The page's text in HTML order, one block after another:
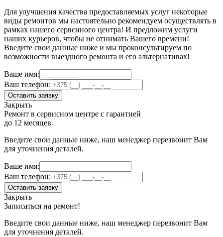
Для улучшения качества предоставляемых услуг некоторые
виды ремонтов мы настоятельно рекомендуем осуществлять в
рамках нашего сервсиного центра! И предложим услуги
наших курьеров, чтобы не отнимать Вашего времени!
Введите свои данные ниже и мы проконсультируем по
возможности выездного ремонта и его альтернативах!
Ваше имя:
Ваш телефон:
Оставить заявку
Закрыть
Ремонт в сервисном центре с гарантией
до 12 месяцев.
Введите свои данные ниже, наш менеджер перезвонит Вам
для уточнения деталей.
Ваше имя:
Ваш телефон:
Оставить заявку
Закрыть
Записаться на ремонт!
Введите свои данные ниже, наш менеджер перезвонит Вам
для уточнения деталей.